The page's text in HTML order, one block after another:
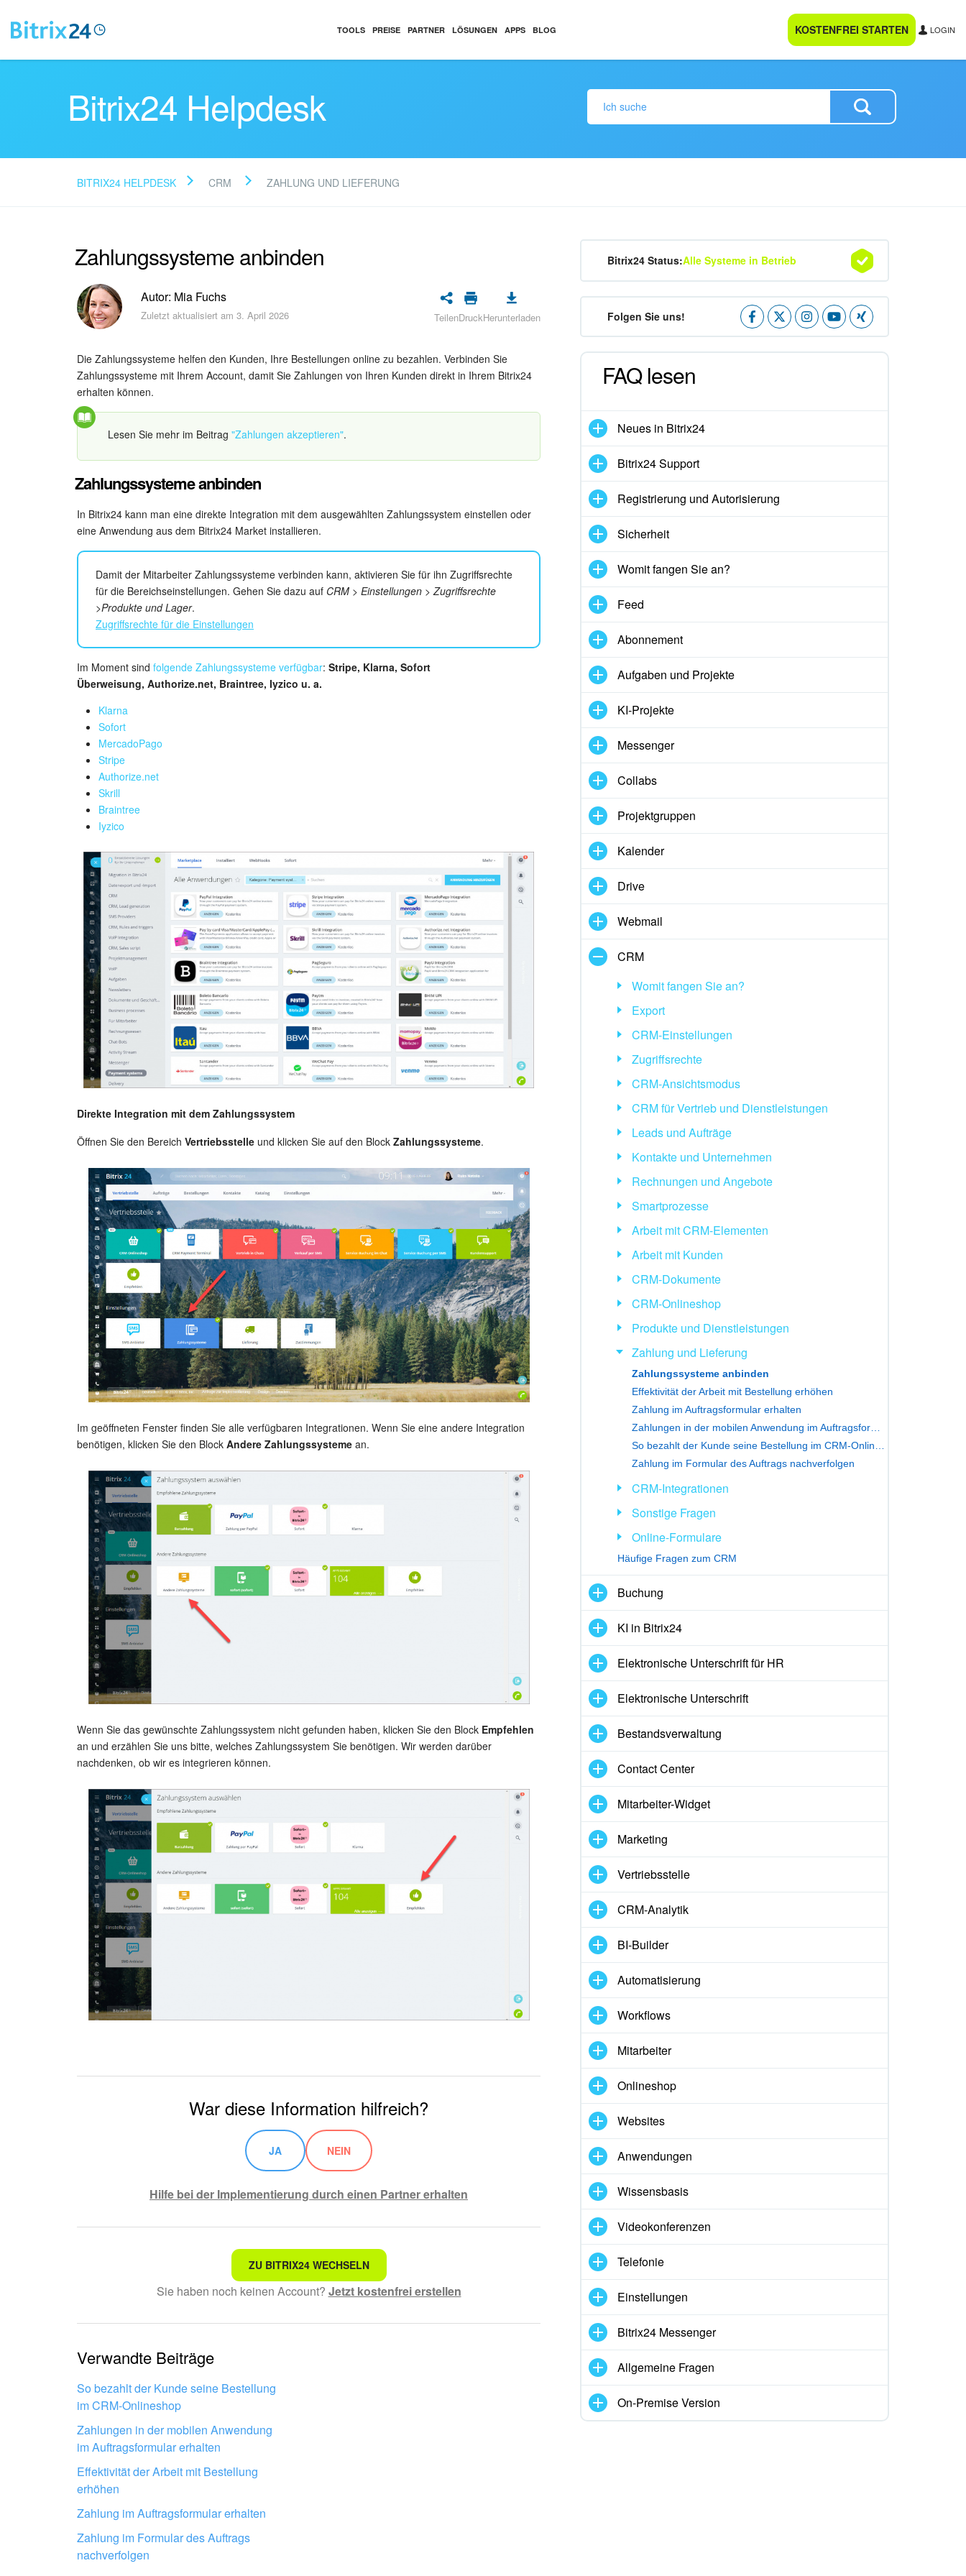
TOOLS PREISE PARTNER LÖSUNGEN APPS BLOG KOSTENFREI STARTEN LOGIN
Bitrix24 Helpdesk
BITRIX24 HELPDESK CRM ZAHLUNG UND LIEFERUNG
Zahlungssysteme anbinden
Autor: Mia Fuchs
Zuletzt aktualisiert am 3. April 2026 TeilenDruckHerunterladen
Die Zahlungssysteme helfen den Kunden, Ihre Bestellungen online zu bezahlen. Verbinden Sie
Zahlungssysteme mit Ihrem Account, damit Sie Zahlungen von Ihren Kunden direkt in Ihrem Bitrix24
erhalten können.
Lesen Sie mehr im Beitrag "Zahlungen akzeptieren".
Zahlungssysteme anbinden
In Bitrix24 kann man eine direkte Integration mit dem ausgewählten Zahlungssystem einstellen oder
eine Anwendung aus dem Bitrix24 Market installieren.
Damit der Mitarbeiter Zahlungssysteme verbinden kann, aktivieren Sie für ihn Zugriffsrechte
für die Bereichseinstellungen. Gehen Sie dazu auf CRM > Einstellungen > Zugriffsrechte
>Produkte und Lager.
Zugriffsrechte für die Einstellungen
Im Moment sind folgende Zahlungssysteme verfügbar: Stripe, Klarna, Sofort
Überweisung, Authorize.net, Braintree, Iyzico u. a.
Klarna
Sofort
MercadoPago
Stripe
Authorize.net
Skrill
Braintree
Iyzico
Direkte Integration mit dem Zahlungssystem
Öffnen Sie den Bereich Vertriebsstelle und klicken Sie auf den Block Zahlungssysteme.
Im geöffneten Fenster finden Sie alle verfügbaren Integrationen. Wenn Sie eine andere Integration
benötigen, klicken Sie den Block Andere Zahlungssysteme an.
Wenn Sie das gewünschte Zahlungssystem nicht gefunden haben, klicken Sie den Block Empfehlen
an und erzählen Sie uns bitte, welches Zahlungssystem Sie benötigen. Wir werden darüber
nachdenken, ob wir es integrieren können.
War diese Information hilfreich?
JA NEIN
Hilfe bei der Implementierung durch einen Partner erhalten
Nicht das, wonach ich suche.
Zu kurz, ich benötige mehr Informationen.
Mir gefällt nicht, wie das Tool funktioniert.
Lassen Sie Ihr Bitrix24 von Profis
einrichten
ZU BITRIX24 WECHSELN
Sie haben noch keinen Account? Jetzt kostenfrei erstellen
Verwandte Beiträge
So bezahlt der Kunde seine Bestellung
im CRM-Onlineshop
Zahlungen in der mobilen Anwendung
im Auftragsformular erhalten
Effektivität der Arbeit mit Bestellung
erhöhen
Zahlung im Auftragsformular erhalten
Zahlung im Formular des Auftrags
nachverfolgen
Bitrix24 Status:Alle Systeme in Betrieb
Folgen Sie uns!
FAQ lesen
Neues in Bitrix24
Bitrix24 Support
Registrierung und Autorisierung
Sicherheit
Womit fangen Sie an?
Feed
Abonnement
Aufgaben und Projekte
KI-Projekte
Messenger
Collabs
Projektgruppen
Kalender
Drive
Webmail
CRM
Womit fangen Sie an?
Export
CRM-Einstellungen
Zugriffsrechte
CRM-Ansichtsmodus
CRM für Vertrieb und Dienstleistungen
Leads und Aufträge
Kontakte und Unternehmen
Rechnungen und Angebote
Smartprozesse
Arbeit mit CRM-Elementen
Arbeit mit Kunden
CRM-Dokumente
CRM-Onlineshop
Produkte und Dienstleistungen
Zahlung und Lieferung
Zahlungssysteme anbinden
Effektivität der Arbeit mit Bestellung erhöhen
Zahlung im Auftragsformular erhalten
Zahlung im Formular des Auftrags nachverfolgen
CRM-Integrationen
Sonstige Fragen
Online-Formulare
Häufige Fragen zum CRM
Buchung
KI in Bitrix24
Elektronische Unterschrift für HR
Elektronische Unterschrift
Bestandsverwaltung
Contact Center
Mitarbeiter-Widget
Marketing
Vertriebsstelle
CRM-Analytik
BI-Builder
Automatisierung
Workflows
Mitarbeiter
Onlineshop
Websites
Anwendungen
Wissensbasis
Videokonferenzen
Telefonie
Einstellungen
Bitrix24 Messenger
Allgemeine Fragen
On-Premise Version